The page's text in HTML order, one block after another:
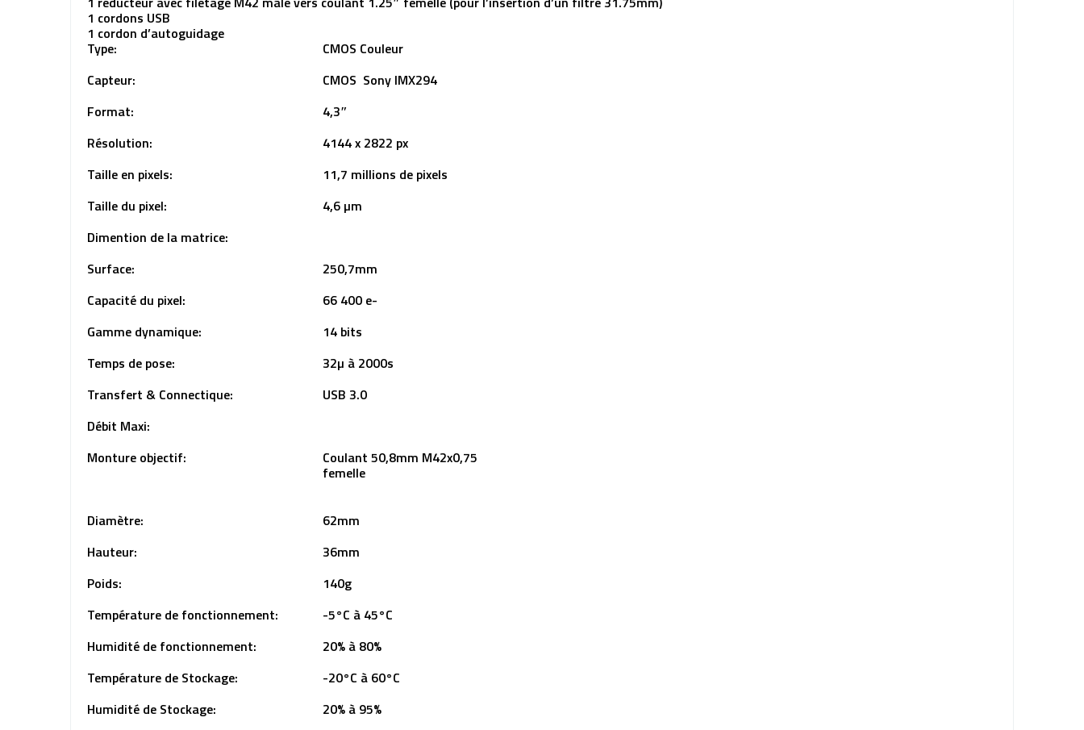
1 cordons USB
1 cordon d’autoguidage
Type:
CMOS Couleur
Capteur:
CMOS Sony IMX294
Format:
4,3″
Résolution:
4144 x 2822 px
Taille en pixels:
11,7 millions de pixels
Taille du pixel:
4,6 µm
Dimention de la matrice:
Surface:
250,7mm
Capacité du pixel:
66 400 e-
Gamme dynamique:
14 bits
Temps de pose:
32µ à 2000s
Transfert & Connectique:
USB 3.0
Débit Maxi:
Monture objectif:
Coulant 50,8mm M42x0,75
femelle
Diamètre:
62mm
Hauteur:
36mm
Poids:
140g
Température de fonctionnement:
-5°C à 45°C
Humidité de fonctionnement:
20% à 80%
Température de Stockage:
-20°C à 60°C
Humidité de Stockage:
20% à 95%